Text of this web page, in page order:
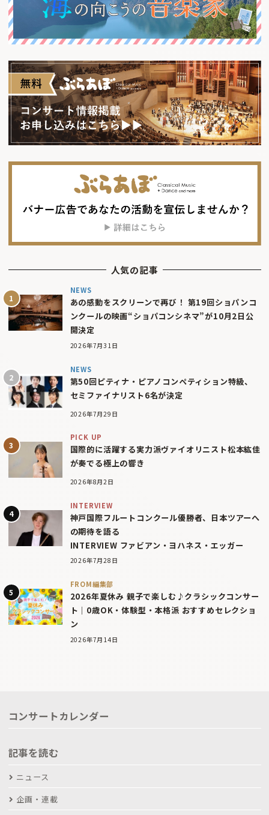
人気の記事
NEWS
あの感動をスクリーンで再び！ 第19回ショパンコ
ンクールの映画“ショパコンシネマ”が10月2日公
開決定
2026年7月31日
NEWS
第50回ピティナ・ピアノコンペティション特級、
セミファイナリスト6名が決定
2026年7月29日
PICK UP
国際的に活躍する実力派ヴァイオリニスト松本紘佳
が奏でる極上の響き
2026年8月2日
INTERVIEW
神戸国際フルートコンクール優勝者、日本ツアーへ
の期待を語る
INTERVIEW ファビアン・ヨハネス・エッガー
2026年7月28日
FROM編集部
2026年夏休み 親子で楽しむ♪クラシックコンサー
ト｜0歳OK・体験型・本格派 おすすめセレクショ
ン
2026年7月14日
コンサートカレンダー
記事を読む
ニュース
企画・連載